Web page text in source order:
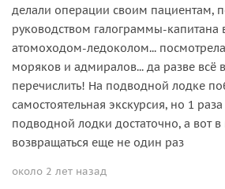
делали операции своим пациентам,
руководством галограммы-капитана
атомоходом-ледоколом...
моряков и адмиралов... да разве всё
перечислить! На подводной лодке
самостоятельная экскурсия, но 1
подводной лодки достаточно, а вот
возвращаться еще не один раз
около 2 лет назад